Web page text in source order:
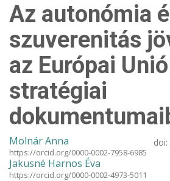
Az autonómia
szuverenitás
az Európai Unió
stratégiai
Molnár Anna
https://orcid.org/0000-0002-7958-6985
Jakusné Harnos Éva
https://orcid.org/0000-0002-4973-5011
doi: